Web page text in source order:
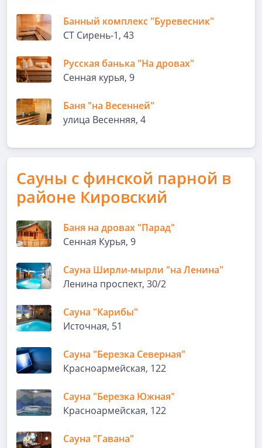
Банный комплекс "Буревесник"
​СТ Сирень-1, 43
Русская банька "На дровах"
Сенная курья, 9
Баня "на Весенней"
улица Весенняя, 4
Сауны с финской парной в
районе Кировский
Баня на дровах "Парад"
Сенная Курья, 9
Сауна Ширли-мырли "на Ленина"
Ленина проспект, 30/2
Сауна "Карибы"
Источная, 51
Сауна "Березка Северная"
Красноармейская, 122
Сауна "Березка Южная"
Красноармейская, 122
Сауна "Гавана"